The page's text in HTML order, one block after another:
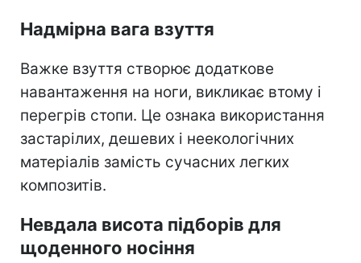
Надмірна вага взуття
Важке взуття створює додаткове
навантаження на ноги, викликає втому і
перегрів стопи. Це ознака використання
застарілих, дешевих і неекологічних
матеріалів замість сучасних легких
композитів.
Невдала висота підборів для
щоденного носіння